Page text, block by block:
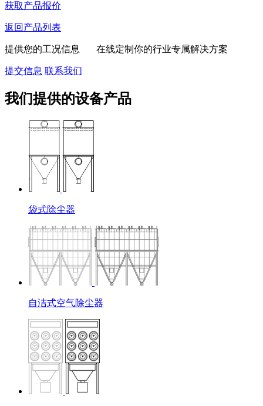
获取产品报价
返回产品列表
提供您的工况信息 在线定制你的行业专属解决方案
提交信息 联系我们
我们提供的设备产品
袋式除尘器
自洁式空气除尘器